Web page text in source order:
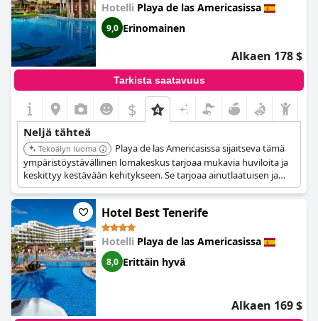
Hotelli Playa de las Americasissa
9,0 Erinomainen
Alkaen 178 $
Tarkista saatavuus
$
Neljä tähteä
Tekoälyn luoma
Playa de las Americasissa sijaitseva tämä
ympäristöystävällinen lomakeskus tarjoaa mukavia huviloita ja
keskittyy kestävään kehitykseen. Se tarjoaa ainutlaatuisen ja
rentouttavan kokemuksen sitoutuen ympäristövastuuseen.
Hotel Best Tenerife
Hotelli Playa de las Americasissa
8,0 Erittäin hyvä
Alkaen 169 $